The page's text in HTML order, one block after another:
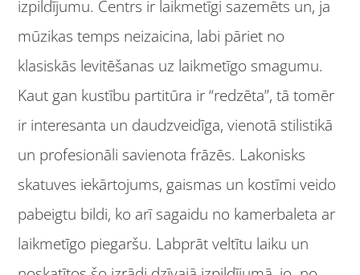
izpildījumu. Centrs ir laikmetīgi sazemēts un, ja
mūzikas temps neizaicina, labi pāriet no
klasiskās levitēšanas uz laikmetīgo smagumu.
Kaut gan kustību partitūra ir “redzēta”, tā tomēr
ir interesanta un daudzveidīga, vienotā stilistikā
un profesionāli savienota frāzēs. Lakonisks
skatuves iekārtojums, gaismas un kostīmi veido
pabeigtu bildi, ko arī sagaidu no kamerbaleta ar
laikmetīgo piegaršu. Labprāt veltītu laiku un